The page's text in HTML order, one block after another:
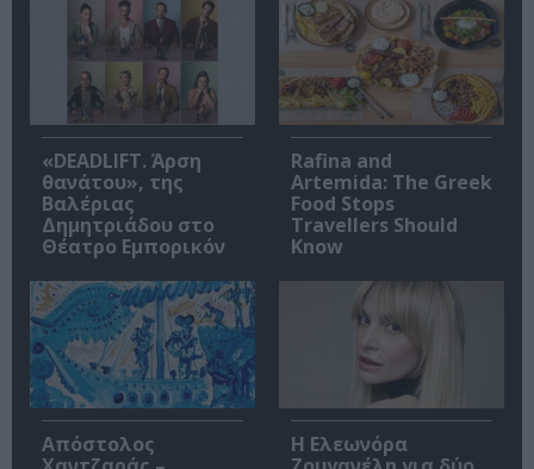
«DEADLIFT. Άρση
θανάτου», της
Βαλέριας
Δημητριάδου στο
Θέατρο Εμπορικόν
Rafina and
Artemida: The Greek
Food Stops
Travellers Should
Know
Απόστολος
Η Ελεωνόρα